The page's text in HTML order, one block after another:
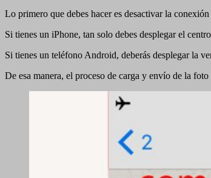
Lo primero que debes hacer es desactivar la
Si tienes un iPhone, tan solo debes desplegar el
Si tienes un teléfono Android, deberás desplegar la
De esa manera, el proceso de carga y envío de la